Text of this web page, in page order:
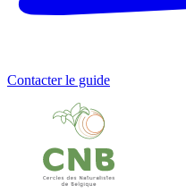
Contacter le guide